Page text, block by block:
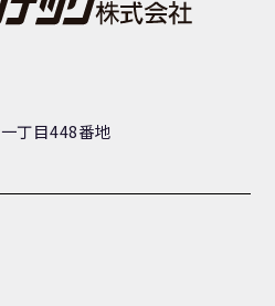
丁目448番地